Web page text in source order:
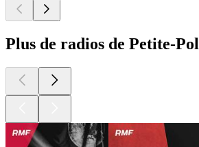
Plus de radios de Petite-